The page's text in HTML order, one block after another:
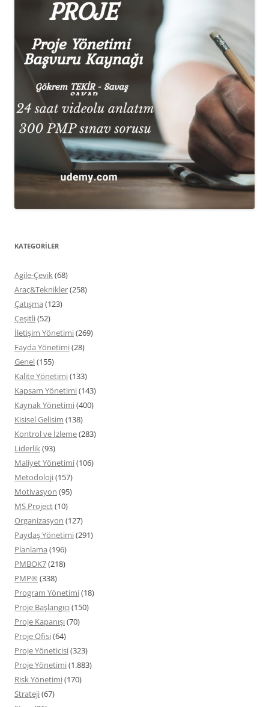
KATEGORİLER
Agile-Çevik(68)
Araç&Teknikler(258)
Çatışma (123)
Çeşitli(52)
İletişim Yönetimi(269)
Fayda Yönetimi(28)
Genel(155)
Kalite Yönetimi(133)
Kapsam Yönetimi(143)
Kaynak Yönetimi(400)
Kisisel Gelisim (138)
Kontrol ve İzleme(283)
Liderlik(93)
Maliyet Yönetimi(106)
Metodoloji(157)
Motivasyon (95)
MS Project(10)
Organizasyon (127)
Paydaş Yönetimi(291)
Planlama (196)
PMBOK7(218)
PMP® (338)
Program Yönetimi(18)
Proje Başlangıcı(150)
Proje Kapanışı(70)
Proje Ofisi(64)
Proje Yöneticisi(323)
Proje Yönetimi(1.883)
Risk Yönetimi(170)
Strateji(67)